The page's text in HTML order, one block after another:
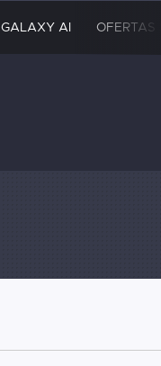
GALAXY AI OFERTAS